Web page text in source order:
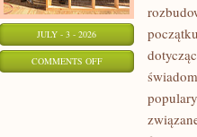
JULY - 3 - 2026
COMMENTS OFFON